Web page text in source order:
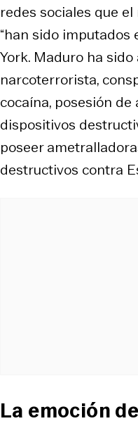
redes sociales que
“han sido imputados
York. Maduro ha sido
narcoterrorista,
cocaína, posesión
dispositivos
poseer
destructivos contra
La emoción